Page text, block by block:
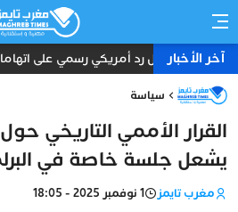
آخر الأخبارأول رد أمريكي رسمي على اتهامات
سياسة
القرار الأممي التاريخي
يشعل جلسة خاصة في
مغرب تايمز 1 نوفمبر 2025 - 18:05